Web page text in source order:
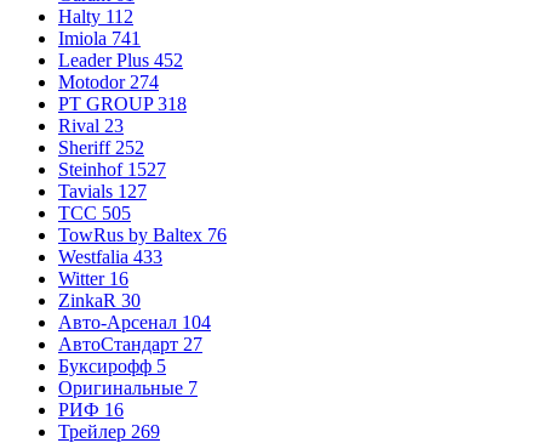
Halty 112
Imiola 741
Leader Plus 452
Motodor 274
PT GROUP 318
Rival 23
Sheriff 252
Steinhof 1527
Tavials 127
TCC 505
TowRus by Baltex 76
Westfalia 433
Witter 16
ZinkaR 30
Авто-Арсенал 104
АвтоСтандарт 27
Буксирофф 5
Оригинальные 7
РИФ 16
Трейлер 269